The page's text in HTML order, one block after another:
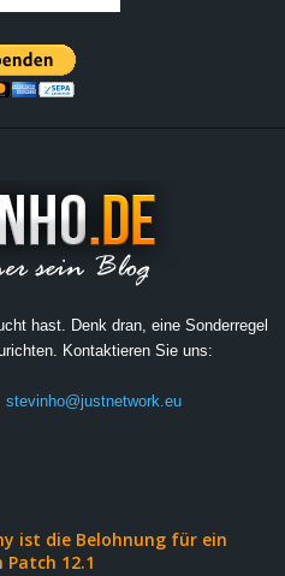
hast. Denk dran, eine Sonderregel
Kontaktieren Sie uns:
stevinho@justnetwork.eu
ist die Belohnung für ein
Patch 12.1